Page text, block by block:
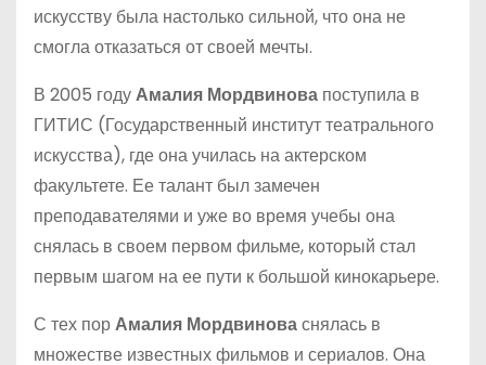
искусству была настолько сильной, что она не
смогла отказаться от своей мечты.
В 2005 годуАмалия Мордвинова поступила в
ГИТИС (Государственный институт театрального
искусства), где она училась на актерском
факультете. Ее талант был замечен
преподавателями и уже во время учебы она
снялась в своем первом фильме, который стал
первым шагом на ее пути к большой кинокарьере.
С тех порАмалия Мордвиноваснялась в
множестве известных фильмов и сериалов. Она